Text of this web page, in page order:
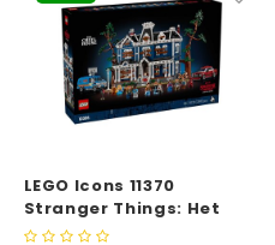
LEGO Icons 11370
Stranger Things: Het
huis van de familie Creel